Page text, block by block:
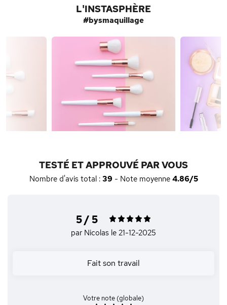
L'INSTASPHÈRE
#bysmaquillage
TESTÉ ET APPROUVÉ PAR VOUS
Nombre d'avis total : 39 - Note moyenne 4.86/5
5 / 5
par Nicolas le 21-12-2025
Fait son travail
Votre note (globale)